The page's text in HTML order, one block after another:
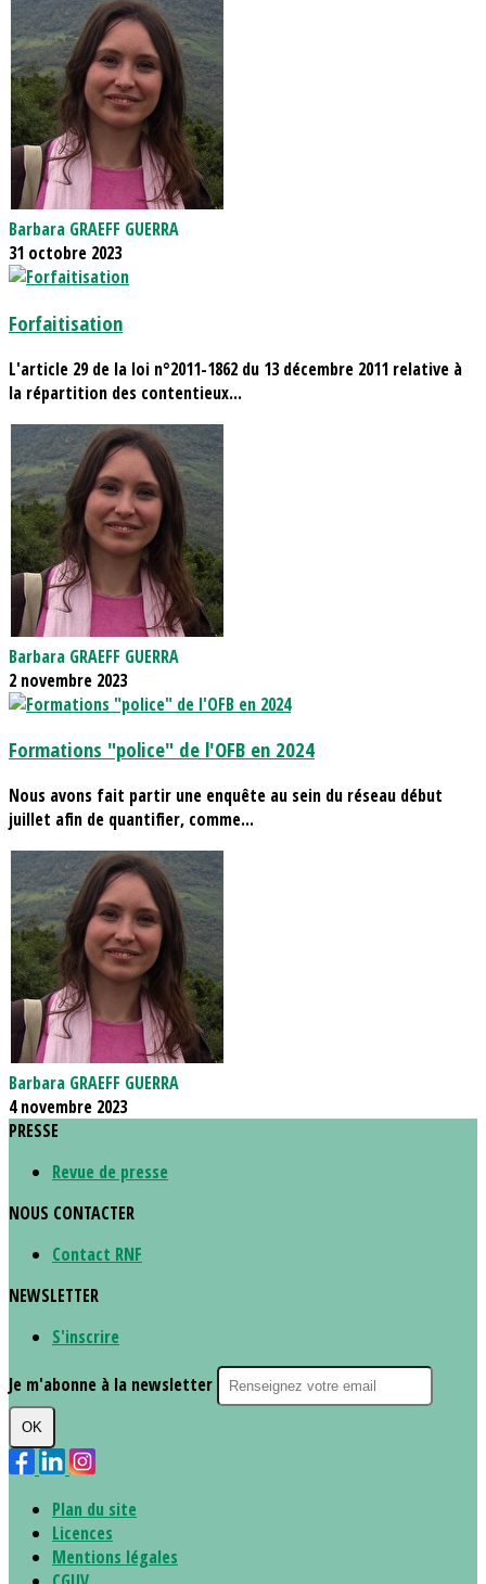
Barbara GRAEFF GUERRA
31 octobre 2023
Forfaitisation
L'article 29 de la loi n°2011-1862 du 13 décembre 2011 relative à
la répartition des contentieux...
Barbara GRAEFF GUERRA
2 novembre 2023
Formations "police" de l'OFB en 2024
Nous avons fait partir une enquête au sein du réseau début
juillet afin de quantifier, comme...
Barbara GRAEFF GUERRA
4 novembre 2023
PRESSE
Revue de presse
NOUS CONTACTER
Contact RNF
NEWSLETTER
S'inscrire
Je m'abonne à la newsletter
OK
Plan du site
Licences
Mentions légales